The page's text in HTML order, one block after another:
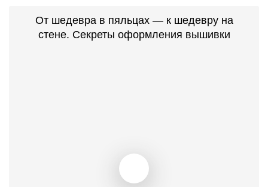
От шедевра в пяльцах — к шедевру на
стене. Секреты оформления вышивки